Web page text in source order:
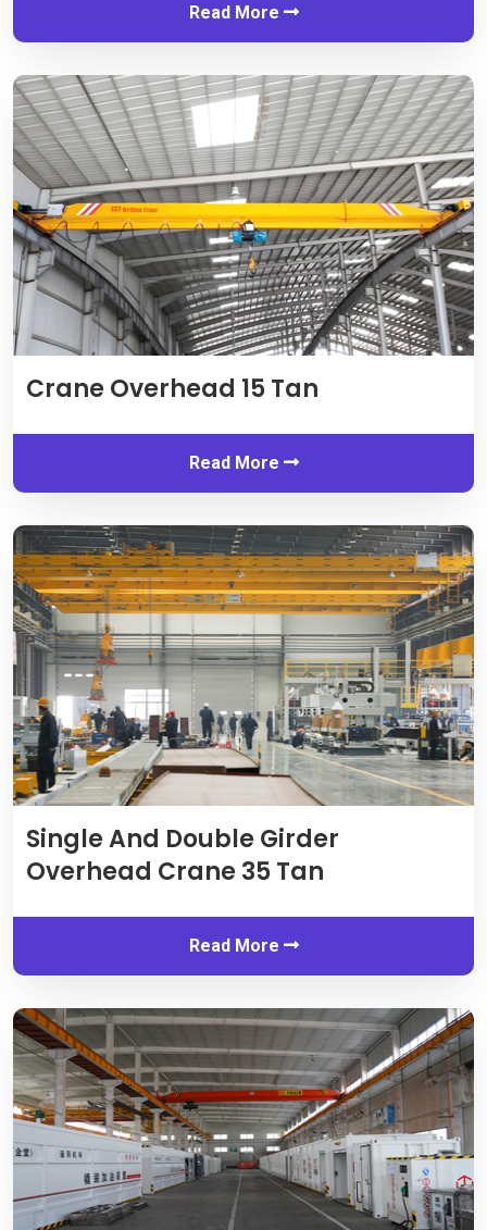
Read More
Crane Overhead 15 Tan
Read More
Single And Double Girder
Overhead Crane 35 Tan
Read More